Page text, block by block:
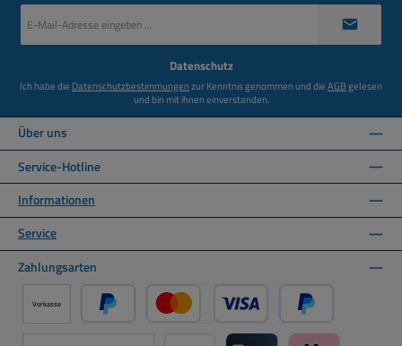
Mail-
Datenschutz
Ich habe die Datenschutzbestimmungenzur Kenntnis genommen und dieAGBgelesen
und bin mit ihnen einverstanden.
Über uns
Service-Hotline
Informationen
Service
Zahlungsarten
Vorkasse
PayPal Kredit- oder Debitkarte über PayPal
Später Bezahlen